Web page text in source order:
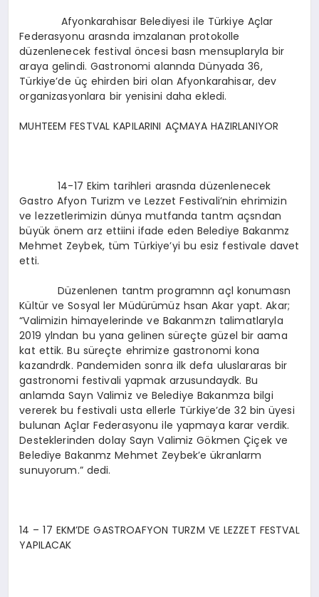
Afyonkarahisar Belediyesi ile Türkiye Açlar
Federasyonu arasnda imzalanan protokolle
düzenlenecek festival öncesi basn mensuplaryla bir
araya gelindi. Gastronomi alannda Dünyada 36,
Türkiye’de üç ehirden biri olan Afyonkarahisar, dev
organizasyonlara bir yenisini daha ekledi.
MUHTEEM FESTVAL KAPILARINI AÇMAYA HAZIRLANIYOR
14-17 Ekim tarihleri arasnda düzenlenecek
Gastro Afyon Turizm ve Lezzet Festivali’nin ehrimizin
ve lezzetlerimizin dünya mutfanda tantm açsndan
büyük önem arz ettiini ifade eden Belediye Bakanmz
Mehmet Zeybek, tüm Türkiye’yi bu esiz festivale davet
etti.
Düzenlenen tantm programnn açl konumasn
Kültür ve Sosyal ler Müdürümüz hsan Akar yapt. Akar;
“Valimizin himayelerinde ve Bakanmzn talimatlaryla
2019 ylndan bu yana gelinen süreçte güzel bir aama
kat ettik. Bu süreçte ehrimize gastronomi kona
kazandrdk. Pandemiden sonra ilk defa uluslararas bir
gastronomi festivali yapmak arzusundaydk. Bu
anlamda Sayn Valimiz ve Belediye Bakanmza bilgi
vererek bu festivali usta ellerle Türkiye’de 32 bin üyesi
bulunan Açlar Federasyonu ile yapmaya karar verdik.
Desteklerinden dolay Sayn Valimiz Gökmen Çiçek ve
Belediye Bakanmz Mehmet Zeybek’e ükranlarm
sunuyorum.” dedi.
14 – 17 EKM’DE GASTROAFYON TURZM VE LEZZET FESTVAL
YAPILACAK